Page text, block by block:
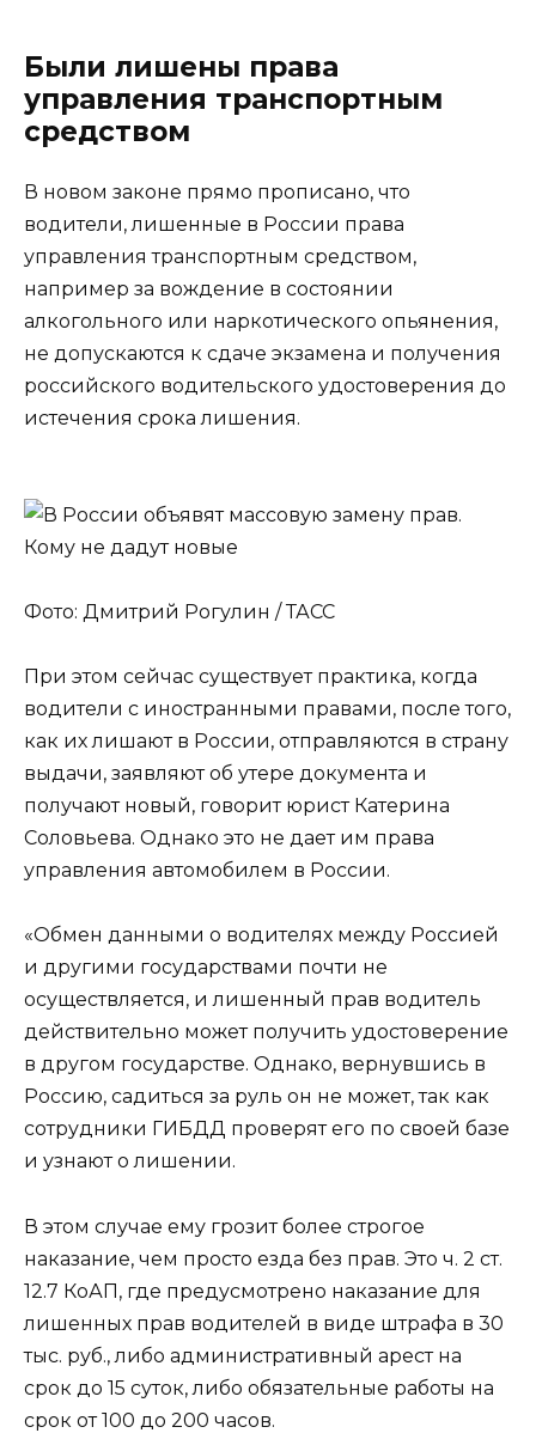
Были лишены права
управления транспортным
средством
В новом законе прямо прописано, что
водители, лишенные в России права
управления транспортным средством,
например за вождение в состоянии
алкогольного или наркотического опьянения,
не допускаются к сдаче экзамена и получения
российского водительского удостоверения до
истечения срока лишения.
Фото: Дмитрий Рогулин / ТАСС
При этом сейчас существует практика, когда
водители с иностранными правами, после того,
как их лишают в России, отправляются в страну
выдачи, заявляют об утере документа и
получают новый, говорит юрист Катерина
Соловьева. Однако это не дает им права
управления автомобилем в России.
«Обмен данными о водителях между Россией
и другими государствами почти не
осуществляется, и лишенный прав водитель
действительно может получить удостоверение
в другом государстве. Однако, вернувшись в
Россию, садиться за руль он не может, так как
сотрудники ГИБДД проверят его по своей базе
и узнают о лишении.
В этом случае ему грозит более строгое
наказание, чем просто езда без прав. Это ч. 2 ст.
12.7 КоАП, где предусмотрено наказание для
лишенных прав водителей в виде штрафа в 30
тыс. руб., либо административный арест на
срок до 15 суток, либо обязательные работы на
срок от 100 до 200 часов.